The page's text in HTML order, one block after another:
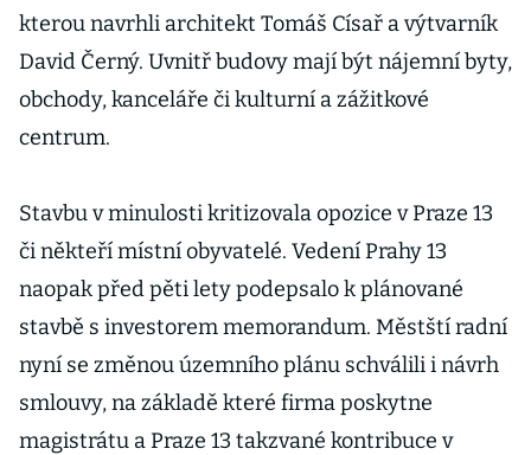
kterou navrhli architekt Tomáš Císař a výtvarník
David Černý. Uvnitř budovy mají být nájemní byty,
obchody, kanceláře či kulturní a zážitkové
centrum.
Stavbu v minulosti kritizovala opozice v Praze 13
či někteří místní obyvatelé. Vedení Prahy 13
naopak před pěti lety podepsalo k plánované
stavbě s investorem memorandum. Městští radní
nyní se změnou územního plánu schválili i návrh
smlouvy, na základě které firma poskytne
magistrátu a Praze 13 takzvané kontribuce v